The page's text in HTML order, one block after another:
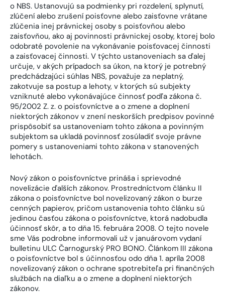
o NBS. Ustanovujú sa podmienky pri rozdelení, splynutí,
zlúčení alebo zrušení poisťovne alebo zaisťovne vrátane
zlúčenia inej právnickej osoby s poisťovňou alebo
zaisťovňou, ako aj povinnosti právnickej osoby, ktorej bolo
odobraté povolenie na vykonávanie poisťovacej činnosti
a zaisťovacej činnosti. V týchto ustanoveniach sa ďalej
určuje, v akých prípadoch sa úkon, na ktorý je potrebný
predchádzajúci súhlas NBS, považuje za neplatný,
zakotvuje sa postup a lehoty, v ktorých sú subjekty
vzniknuté alebo vykonávajúce činnosť podľa zákona č.
95/2002 Z. z. o poisťovníctve a o zmene a doplnení
niektorých zákonov v znení neskorších predpisov povinné
prispôsobiť sa ustanoveniam tohto zákona a povinným
subjektom sa ukladá povinnosť zosúladiť svoje právne
pomery s ustanoveniami tohto zákona v stanovených
lehotách.
Nový zákon o poisťovníctve prináša i sprievodné
novelizácie ďalších zákonov. Prostredníctvom článku II
zákona o poisťovníctve bol novelizovaný zákon o burze
cenných papierov, pričom ustanovenia tohto článku sú
jedinou časťou zákona o poisťovníctve, ktorá nadobudla
účinnosť skôr, a to dňa 15. februára 2008. O tejto novele
sme Vás podrobne informovali už v januárovom vydaní
bulletinu ULC Čarnogurský PRO BONO. Článkom III zákona
o poisťovníctve bol s účinnosťou odo dňa 1. apríla 2008
novelizovaný zákon o ochrane spotrebiteľa pri finančných
službách na diaľku a o zmene a doplnení niektorých
zákonov.